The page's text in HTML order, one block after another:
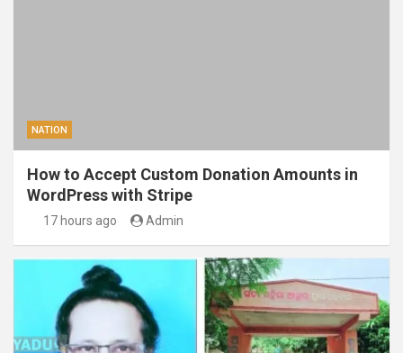
NATION
How to Accept Custom Donation Amounts in
WordPress with Stripe
17 hours ago Admin